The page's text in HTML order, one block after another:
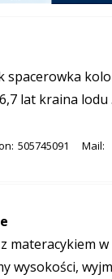
spacerowka
lat kraina
505745091 Mail:
materacykiem
wysokości,